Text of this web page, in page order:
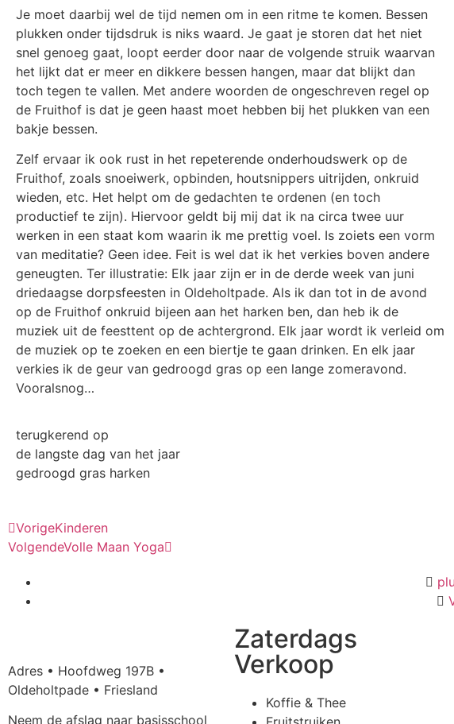
Je moet daarbij wel de tijd nemen om in een ritme te komen. Bessen
plukken onder tijdsdruk is niks waard. Je gaat je storen dat het niet
snel genoeg gaat, loopt eerder door naar de volgende struik waarvan
het lijkt dat er meer en dikkere bessen hangen, maar dat blijkt dan
toch tegen te vallen. Met andere woorden de ongeschreven regel op
de Fruithof is dat je geen haast moet hebben bij het plukken van een
bakje bessen.
Zelf ervaar ik ook rust in het repeterende onderhoudswerk op de
Fruithof, zoals snoeiwerk, opbinden, houtsnippers uitrijden, onkruid
wieden, etc. Het helpt om de gedachten te ordenen (en toch
productief te zijn). Hiervoor geldt bij mij dat ik na circa twee uur
werken in een staat kom waarin ik me prettig voel. Is zoiets een vorm
van meditatie? Geen idee. Feit is wel dat ik het verkies boven andere
geneugten. Ter illustratie: Elk jaar zijn er in de derde week van juni
driedaagse dorpsfeesten in Oldeholtpade. Als ik dan tot in de avond
op de Fruithof onkruid bijeen aan het harken ben, dan heb ik de
muziek uit de feesttent op de achtergrond. Elk jaar wordt ik verleid om
de muziek op te zoeken en een biertje te gaan drinken. En elk jaar
verkies ik de geur van gedroogd gras op een lange zomeravond.
Vooralsnog…
terugkerend op
de langste dag van het jaar
gedroogd gras harken
VorigeKinderen
VolgendeVolle Maan Yoga
Adres • Hoofdweg 197B •
Oldeholtpade • Friesland
Neem de afslag naar basisschool
Zaterdags
Verkoop
Koffie & Thee